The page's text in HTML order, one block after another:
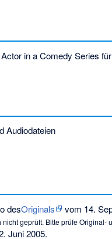
in a Comedy Series für
Audiodateien
desOriginals vom 14.
geprüft. Bitte prüfe Original-
Juni 2005.